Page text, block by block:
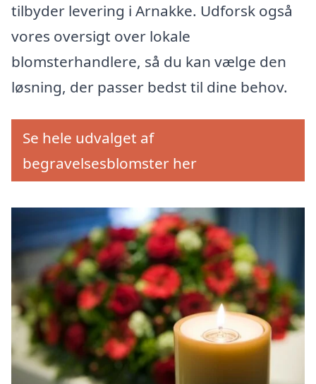
tilbyder levering i Arnakke. Udforsk også
vores oversigt over lokale
blomsterhandlere, så du kan vælge den
løsning, der passer bedst til dine behov.
Se hele udvalget af
begravelsesblomster her